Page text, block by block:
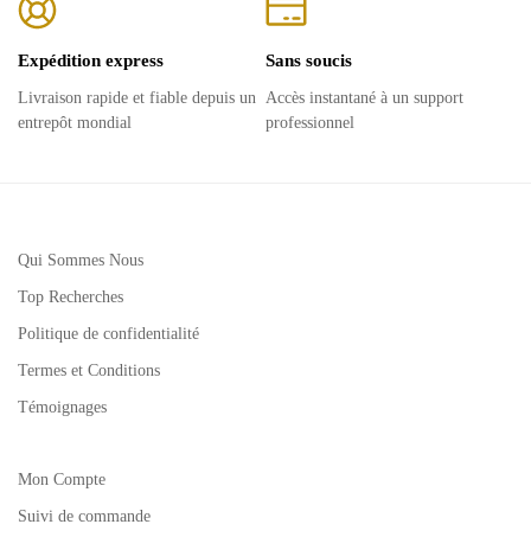
Expédition express
Livraison rapide et fiable depuis un
entrepôt mondial
Sans soucis
Accès instantané à un support
professionnel
Qui Sommes Nous
Top Recherches
Politique de confidentialité
Termes et Conditions
Témoignages
Mon Compte
Suivi de commande